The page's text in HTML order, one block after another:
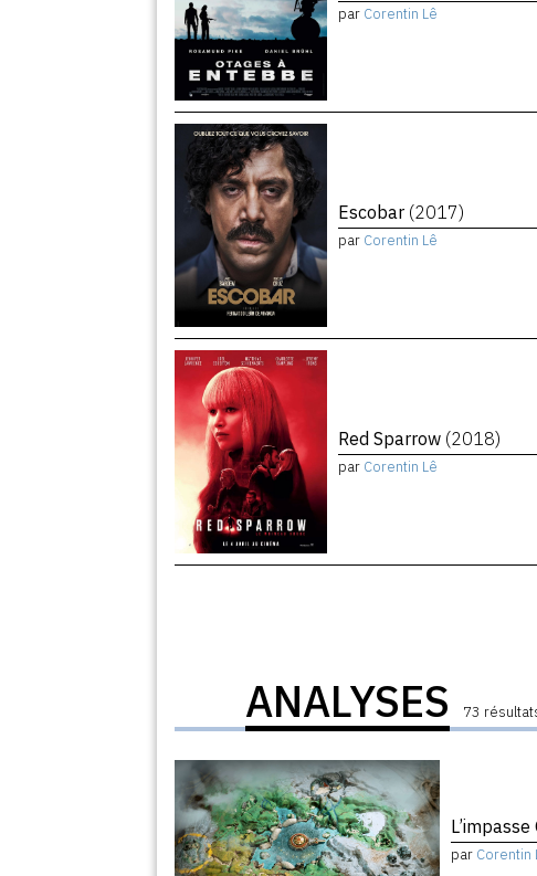
par Corentin Lê
Escobar (2017)
par Corentin Lê
Red Sparrow (2018)
par Corentin Lê
ANALYSES 73
par Corentin